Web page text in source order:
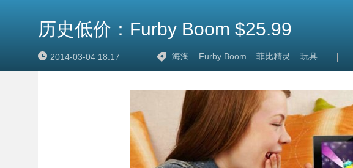
历史低价：Furby Boom $25.99
2014-03-04 18:17 海淘 Furby Boom 菲比精灵 玩具